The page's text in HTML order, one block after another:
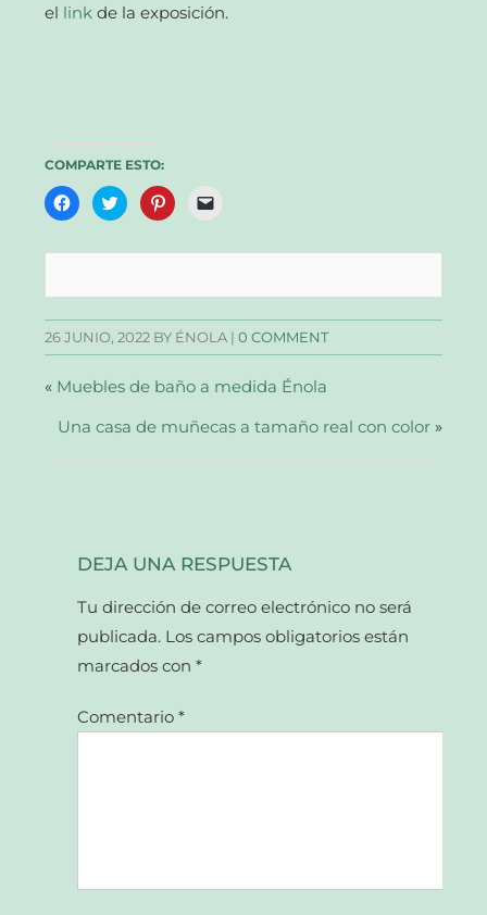
el linkde la exposición.
COMPARTE ESTO:
Haz
clic
en
abre
una
ventana
nueva)
Haz
clic
en
abre
una
ventana
nueva)
Haz
clic
en
abre
una
ventana
nueva)
Haz
clic
un
correo
a
un
amigo
abre
en
ventana
26 JUNIO, 2022 BY ÉNOLA |0 COMMENT
« Muebles de baño a medida Énola
Una casa de muñecas a tamaño real con color»
DEJA UNA RESPUESTA
Tu dirección de correo electrónico no será
publicada. Los campos obligatorios están
marcados con*
Comentario*